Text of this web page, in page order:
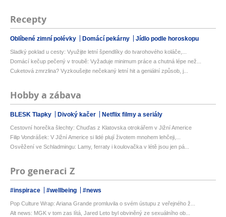
Recepty
Oblíbené zimní polévky Domácí pekárny Jídlo podle horoskopu
Sladký poklad u cesty: Využijte letní špendlíky do tvarohového koláče,...
Domácí kečup pečený v troubě: Vyžaduje minimum práce a chutná lépe než...
Cuketová zmrzlina? Vyzkoušejte nečekaný letní hit a geniální způsob, j...
Hobby a zábava
BLESK Tlapky Divoký kačer Netflix filmy a seriály
Cestovní horečka šlechty: Chuďas z Klatovska otrokářem v Jižní Americe
Filip Vondrášek: V Jižní Americe si lidé plují životem mnohem lehčeji,...
Osvěžení ve Schladmingu: Lamy, ferraty i koulovačka v létě jsou jen pá...
Pro generaci Z
#inspirace #wellbeing #news
Pop Culture Wrap: Ariana Grande promluvila o svém ústupu z veřejného ž...
Alt news: MGK v tom zas lítá, Jared Leto byl obviněný ze sexuálního ob...